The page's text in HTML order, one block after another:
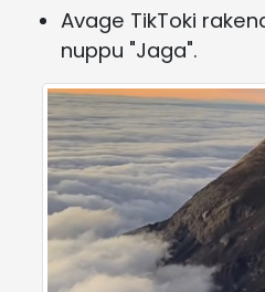
Avage TikToki
nuppu "Jaga".